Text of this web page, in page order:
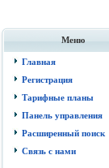
Меню
Главная
Регистрация
Тарифные планы
Панель управления
Расширенный поиск
Связь с нами